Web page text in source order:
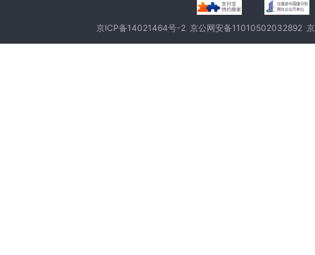
京ICP备14021464号-2 京公网安备11010502032892